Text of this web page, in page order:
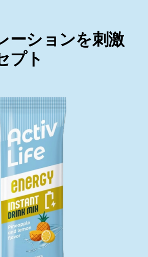
ーションを刺激
プト